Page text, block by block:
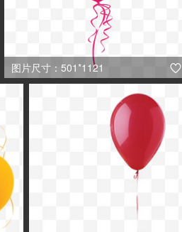
图片尺寸：501*1121 